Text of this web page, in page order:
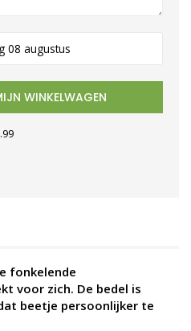
08 augustus
WINKELWAGEN
fonkelende
voor zich. De bedel is
beetje persoonlijker te